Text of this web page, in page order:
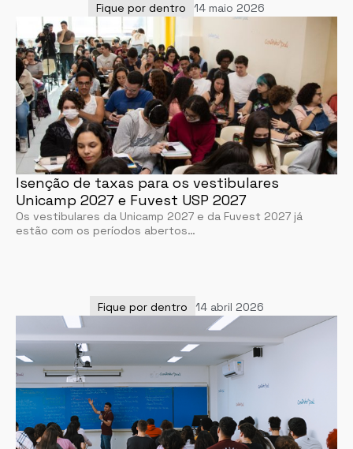
Fique por dentro 14 maio 2026
Isenção de taxas para os vestibulares
Unicamp 2027 e Fuvest USP 2027
Os vestibulares da Unicamp 2027 e da Fuvest 2027 já
estão com os períodos abertos…
Fique por dentro 14 abril 2026